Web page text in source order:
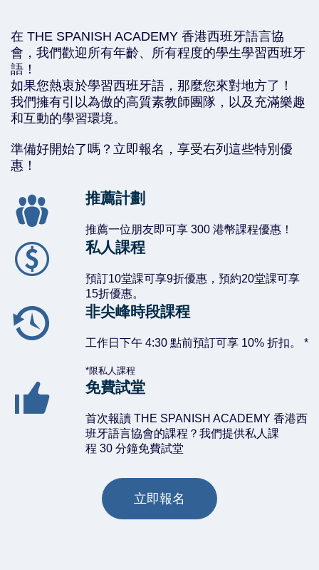
在 THE SPANISH ACADEMY 香港西班牙語言協
會，我們歡迎所有年齡、所有程度的學生學習西班牙
語！
如果您熱衷於學習西班牙語，那麼您來對地方了！
我們擁有引以為傲的高質素教師團隊，以及充滿樂趣
和互動的學習環境。
準備好開始了嗎？立即報名，享受右列這些特別優
惠！
推薦計劃
推薦一位朋友即可享 300 港幣課程優惠！
私人課程
預訂10堂課可享9折優惠，預約20堂課可享
15折優惠。
非尖峰時段課程
工作日下午 4:30 點前預訂可享 10% 折扣。 *
*限私人課程
免費試堂
首次報讀 THE SPANISH ACADEMY 香港西
班牙語言協會的課程？我們提供私人課
程 30 分鐘免費試堂
立即報名